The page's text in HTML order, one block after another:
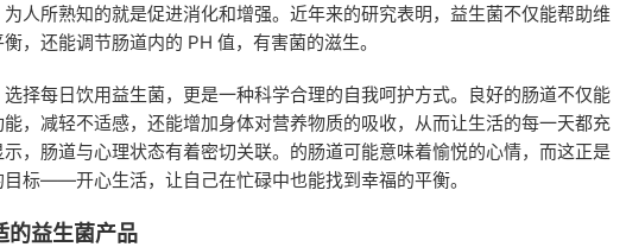
人所熟知的就是促进消化和增强。近年来的研究表明，益生菌不仅能帮助维
，还能调节肠道内的 PH 值，有害菌的滋生。
择每日饮用益生菌，更是一种科学合理的自我呵护方式。良好的肠道不仅能
，减轻不适感，还能增加身体对营养物质的吸收，从而让生活的每一天都充
，肠道与心理状态有着密切关联。的肠道可能意味着愉悦的心情，而这正是
标——开心生活，让自己在忙碌中也能找到幸福的平衡。
的益生菌产品